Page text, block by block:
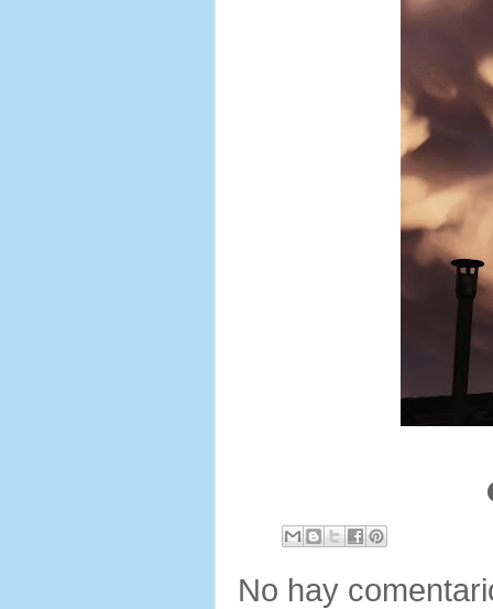
No hay